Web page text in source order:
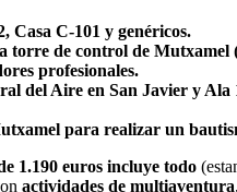
Casa C-101 y genéricos.
torre de control de
profesionales.
del Aire en San Javier y
para realizar un
1.190 euros incluye todo
actividades de multiaventura